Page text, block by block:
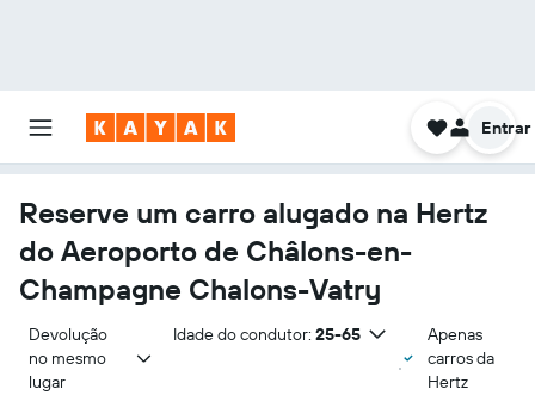
Entrar
Reserve um carro alugado na Hertz
do Aeroporto de Châlons-en-
Champagne Chalons-Vatry
Devolução
no mesmo
lugar
Idade do condutor: 25-65
Apenas
carros da
Hertz